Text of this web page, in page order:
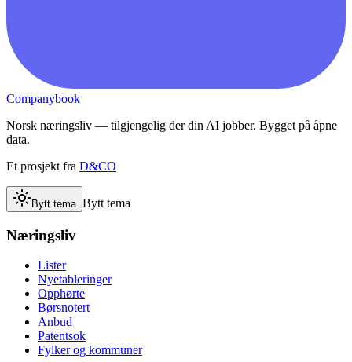
Companybook
Norsk næringsliv — tilgjengelig der din AI jobber. Bygget på åpne
data.
Et prosjekt fra D&CO
Bytt tema Bytt tema
Næringsliv
Lister
Nyetableringer
Opphørte
Børsnotert
Anbud
Patentsok
Fylker og kommuner